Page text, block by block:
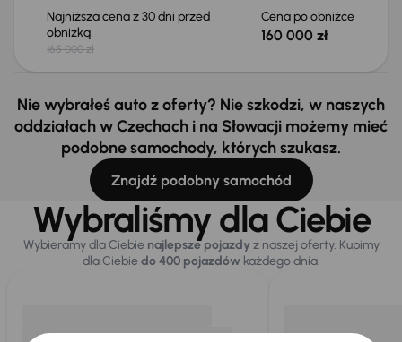
Najniższa cena z 30 dni przed
obniżką
165 000 zł
Cena po obniżce
160 000 zł
Nie wybrałeś auto z oferty? Nie szkodzi, w naszych
oddziałach w Czechach i na Słowacji możemy mieć
podobne samochody, których szukasz.
Znajdź podobny samochód
Wybraliśmy dla Ciebie
Wybieramy dla Ciebie najlepsze pojazdy z naszej oferty. Kupimy
dla Ciebiedo 400 pojazdówkażdego dnia.